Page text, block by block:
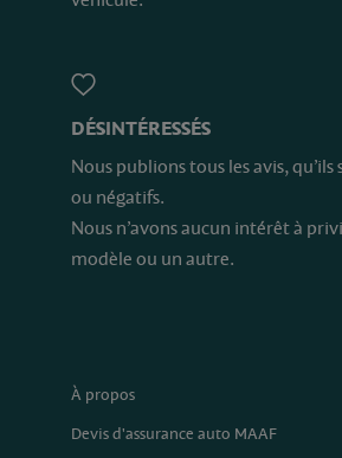
DÉSINTÉRESSÉS
Nous publions tous les avis,
ou négatifs.
Nous n’avons aucun intérêt à
modèle ou un autre.
À propos
Devis d'assurance auto MAAF